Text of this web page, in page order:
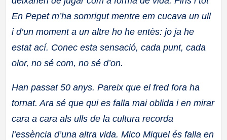
En Pepet m’ha somrigut mentre em cucava un ull
i d’un moment a un altre ho he entès: jo ja he
estat ací. Conec esta sensació, cada punt, cada
olor, no sé com, no sé d’on.
Han passat 50 anys. Pareix que el fred fora ha
tornat. Ara sé que qui es falla mai oblida i en mirar
cara a cara als ulls de la cultura recorda
l’essència d’una altra vida. Mico Miquel és falla en